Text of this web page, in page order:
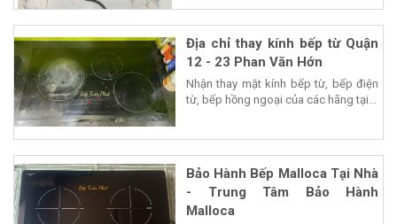
Địa chỉ thay kính bếp từ Quận
12 - 23 Phan Văn Hớn
Nhận thay mặt kính bếp từ, bếp điện
từ, bếp hồng ngoại của các hãng tại...
Bảo Hành Bếp Malloca Tại Nhà
- Trung Tâm Bảo Hành
Malloca